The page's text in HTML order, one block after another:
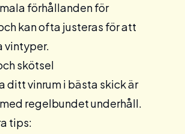
förhållanden för
kan ofta justeras för att
vintyper.
skötsel
ditt vinrum i bästa skick är
regelbundet underhåll.
tips: